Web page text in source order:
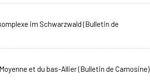
im Schwarzwald(Bulletin de
et du bas-Allier(Bulletin de Camosine)